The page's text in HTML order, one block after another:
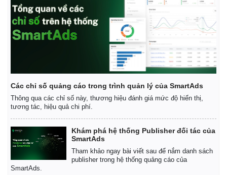
Khởi nghiệp
Thị trường
Giá vàng
Tiêu dùng
Tỷ giá
Chứng khoán
Giá cà phê
Các chỉ số quảng cáo trong trình quản lý của SmartAds
Thông qua các chỉ số này, thương hiệu đánh giá mức độ hiển thị,
tương tác, hiệu quả chi phí.
Khám phá hệ thống Publisher đối tác của
SmartAds
Tham khảo ngay bài viết sau để nắm danh sách
publisher trong hệ thống quảng cáo của
SmartAds.